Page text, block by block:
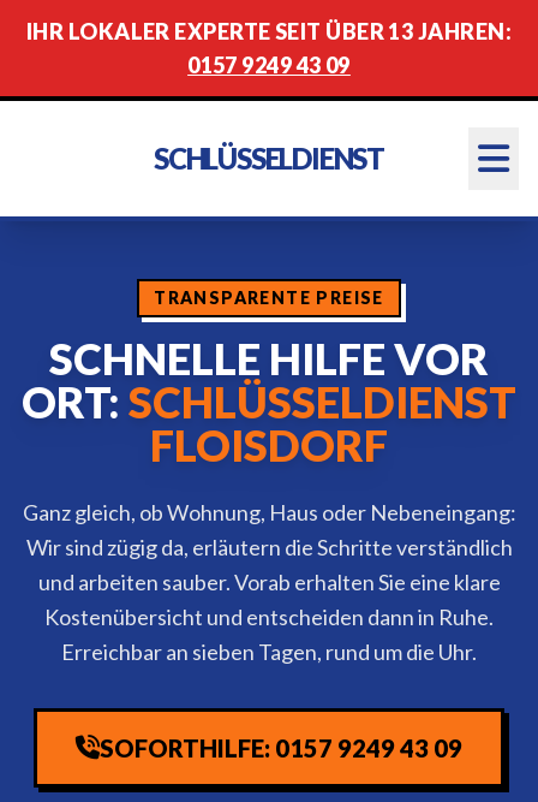
IHR LOKALER EXPERTE SEIT ÜBER 13 JAHREN:
0157 9249 43 09
SCHLÜSSELDIENST
TRANSPARENTE PREISE
SCHNELLE HILFE VOR
ORT: SCHLÜSSELDIENST
FLOISDORF
Ganz gleich, ob Wohnung, Haus oder Nebeneingang:
Wir sind zügig da, erläutern die Schritte verständlich
und arbeiten sauber. Vorab erhalten Sie eine klare
Kostenübersicht und entscheiden dann in Ruhe.
Erreichbar an sieben Tagen, rund um die Uhr.
SOFORTHILFE: 0157 9249 43 09